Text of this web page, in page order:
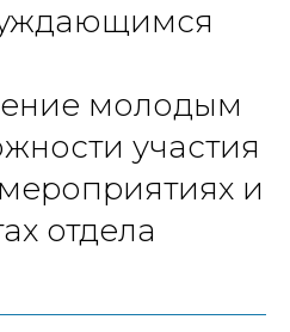
молодым
участия
и
отдела